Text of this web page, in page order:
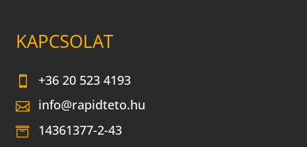
KAPCSOLAT
+36 20 523 4193
info@rapidteto.hu
14361377-2-43